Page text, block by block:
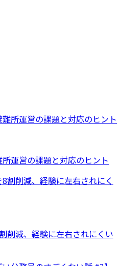
所運営の課題と対応のヒント
削減、経験に左右されにくい